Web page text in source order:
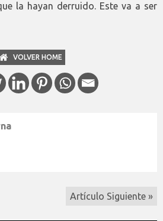
la hayan derruido. Este va a ser
VOLVER HOME
Artículo Siguiente »